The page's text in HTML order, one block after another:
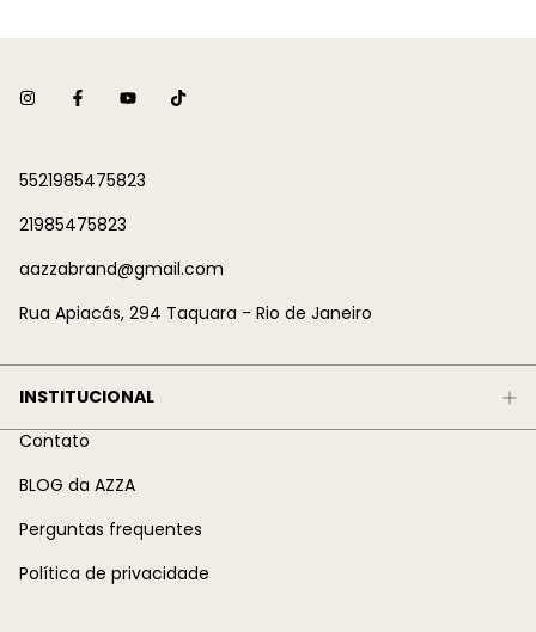
5521985475823
21985475823
aazzabrand@gmail.com
Rua Apiacás, 294 Taquara - Rio de Janeiro
INSTITUCIONAL
Contato
BLOG da AZZA
Perguntas frequentes
Política de privacidade